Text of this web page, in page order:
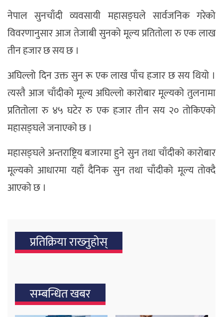
नेपाल सुनचाँदी व्यवसायी महासङ्घले सार्वजनिक गरेको
विवरणानुसार आज तेजाबी सुनको मूल्य प्रतितोला रु एक लाख
तीन हजार छ सय छ ।
अघिल्लो दिन उक्त सुन रू एक लाख पाँच हजार छ सय थियो ।
त्यस्तै आज चाँदीको मूल्य अघिल्लो कारोबार मूल्यको तुलनामा
प्रतितोला रु ४५ घटेर रु एक हजार तीन सय २० तोकिएको
महासङ्घले जनाएको छ ।
महासङ्घले अन्तराष्ट्रिय बजारमा हुने सुन तथा चाँदीको कारोबार
मूल्यको आधारमा यहाँ दैनिक सुन तथा चाँदीको मूल्य तोक्दै
आएको छ ।
प्रतिक्रिया राख्‍नुहोस्
सम्बन्धित खबर